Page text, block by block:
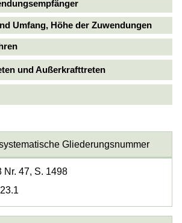
Umfang, Höhe der Zuwendungen
und Außerkrafttreten
Gliederungsnummer
Nr. 47, S. 1498